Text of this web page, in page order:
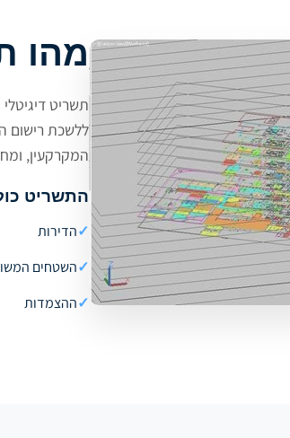
מהו
תשריט
ללשכת רישום
המקרקעין,
התשריט
✓הדירות
✓השטחים
✓ההצמדות